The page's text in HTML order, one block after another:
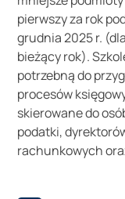
pierwszy za rok
grudnia 2025 r.
bieżący rok).
potrzebną do
procesów
skierowane do
podatki,
rachunkowych